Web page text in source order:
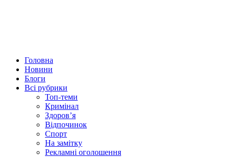
Головна
Новини
Блоги
Всі рубрики
Топ-теми
Кримінал
Здоров’я
Відпочинок
Спорт
На замітку
Рекламні оголошення